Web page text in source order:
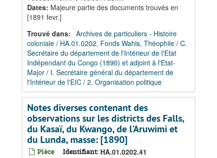
Dates: Majeure partie des documents trouvés en
[1891 fevr.]
Trouvé dans: Archives de particuliers - Histoire
coloniale / HA.01.0202, Fonds Wahis, Théophile / C.
Secrétaire du département de l'Intérieur de l'Etat
Indépendant du Congo (1890) et adjoint à l'Etat-
Major / I. Secrétaire général du département de
l'Intérieur de l'EIC / 2. Organisation politique
Notes diverses contenant des
observations sur les districts des Falls,
du Kasaï, du Kwango, de l'Aruwimi et
du Lunda, masse: [1890]
Pièce Identifiant: HA.01.0202.41